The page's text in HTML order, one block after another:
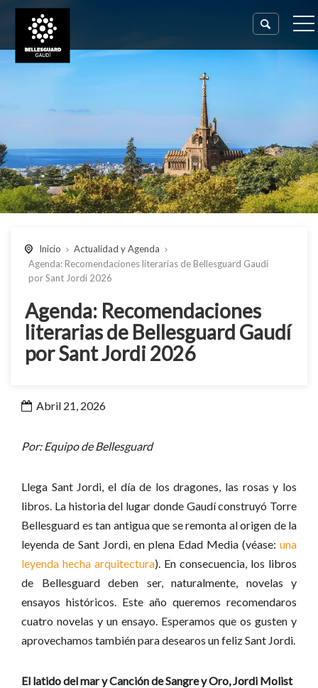
Inicio
Actualidad y Agenda
Agenda: Recomendaciones literarias de Bellesguard Gaudí
por Sant Jordi 2026
Agenda: Recomendaciones
literarias de Bellesguard Gaudí
por Sant Jordi 2026
Abril 21, 2026
Por: Equipo de Bellesguard
Llega Sant Jordi, el día de los dragones, las rosas y los
libros. La historia del lugar donde Gaudí construyó Torre
Bellesguard es tan antigua que se remonta al origen de la
leyenda de Sant Jordi, en plena Edad Media (véase: una
leyenda hecha arquitectura). En consecuencia, los libros
de Bellesguard deben ser, naturalmente, novelas y
ensayos históricos. Este año queremos recomendaros
cuatro novelas y un ensayo. Esperamos que os gusten y
aprovechamos también para desearos un feliz Sant Jordi.
El latido del mar y Canción de Sangre y Oro, Jordi Molist